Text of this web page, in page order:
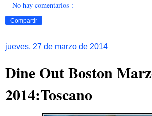
No hay comentarios :
Compartir
jueves, 27 de marzo de 2014
Dine Out Boston
2014:Toscano